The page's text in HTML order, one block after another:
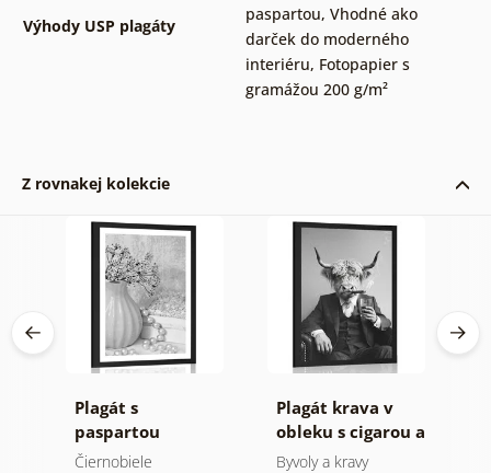
Výhody USP plagáty
paspartou, Vhodné ako
darček do moderného
interiéru, Fotopapier s
gramážou 200 g/m²
Z rovnakej kolekcie
Plagát s
paspartou
luxusné zátišie v
Čiernobiele
Plagát krava v
obleku s cigarou a
whiskey
Byvoly a kravy